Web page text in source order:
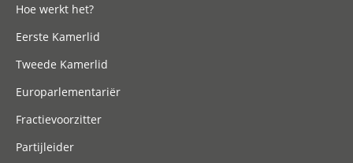
Hoe werkt het?
Eerste Kamerlid
Tweede Kamerlid
Europarlementariër
Fractievoorzitter
Partijleider